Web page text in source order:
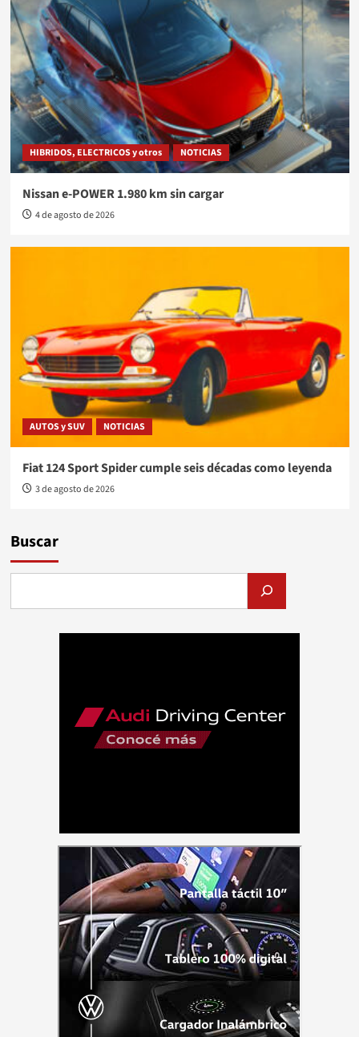
HIBRIDOS, ELECTRICOS y otros NOTICIAS
Nissan e-POWER 1.980 km sin cargar
4 de agosto de 2026
AUTOS y SUV NOTICIAS
Fiat 124 Sport Spider cumple seis décadas como leyenda
3 de agosto de 2026
Buscar